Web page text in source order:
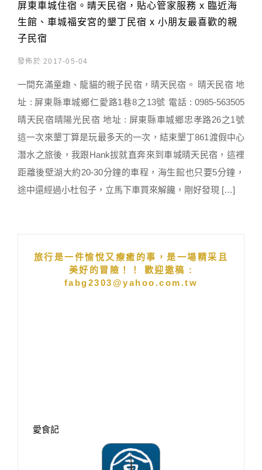
屏東車城住宿。晴天民宿，貼心管家服務 x 臨近海
生館、車城福安宮的墾丁民宿 x 小朋友最喜歡的親
子民宿
發佈於 2017-05-04
一間充滿童趣、龍貓的親子民宿，晴天民宿。 晴天民宿 地
址 : 屏東縣車城鄉仁愛路1巷8之13號 電話 : 0985-563505
晴天民宿晴陽光民宿 地址 : 屏東縣車城鄉忠孝路26之1號
這一次來墾丁算是玩最多天的一次，結束墾丁861渡假中心
潛水之旅後，我跟Hank拔就直奔來到車城晴天民宿，這裡
距離後壁湖大約20-30分鐘的車程，海生館也只要5分鐘，
途中還經過小杜包子，立馬下車買來解饞，剛好發現 […]
旅行是一件愉悅又療癒的事，是一場精采且
美好的冒險！！ 歡迎邀稿 :
fabg2303@yahoo.com.tw
愛食記